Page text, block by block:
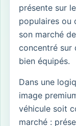
présente sur
populaires ou
son marché
concentré sur
bien équipés.
Dans une
image
véhicule soit
marché :